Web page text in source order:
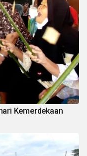
Kemerdekaan